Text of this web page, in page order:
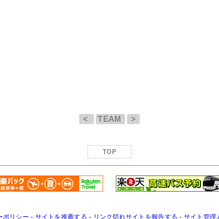
< TEAM >
TOP
ポリシー - サイトを推薦する - リンク切れサイトを報告する - サイト管理